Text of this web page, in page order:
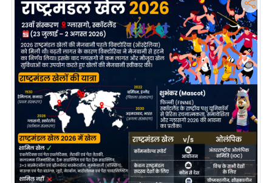
शि
रा
ज
नी
ति
श्ले
ष
ण